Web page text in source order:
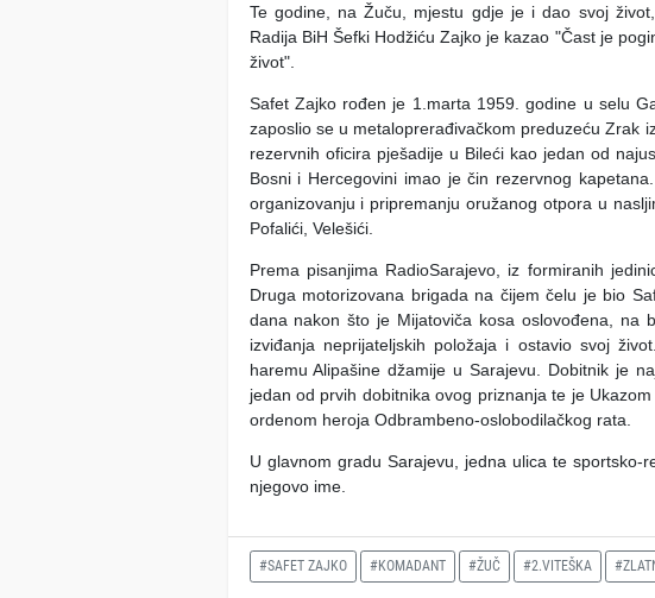
Te godine, na Žuču, mjestu gdje je i dao svoj
Radija BiH Šefki Hodžiću Zajko je kazao "Čast je
život".
Safet Zajko rođen je 1.marta 1959. godine u selu
zaposlio se u metaloprerađivačkom preduzeću Zrak
rezervnih oficira pješadije u Bileći kao jedan od
Bosni i Hercegovini imao je čin rezervnog
organizovanju i pripremanju oružanog otpora u
Pofalići, Velešići.
Prema pisanjima RadioSarajevo, iz formiranih
Druga motorizovana brigada na čijem čelu je bio
dana nakon što je Mijatoviča kosa oslovođena, na
izviđanja neprijateljskih položaja i ostavio svoj
haremu Alipašine džamije u Sarajevu. Dobitnik je
jedan od prvih dobitnika ovog priznanja te je
ordenom heroja Odbrambeno-oslobodilačkog rata.
U glavnom gradu Sarajevu, jedna ulica te sportsko-
njegovo ime.
#SAFET ZAJKO #KOMADANT #ŽUČ #2.VITEŠKA